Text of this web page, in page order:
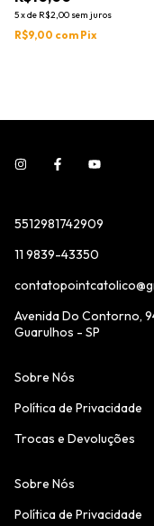
5xde R$2,00 sem juros
R$9,00 com Pix
5512981742909
11 9839-43350
Avenida Do Contorno,
Guarulhos - SP
Sobre Nós
Política de Privacidade
Trocas e Devoluções
Sobre Nós
Política de Privacidade